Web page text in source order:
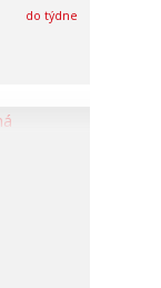
do týdne